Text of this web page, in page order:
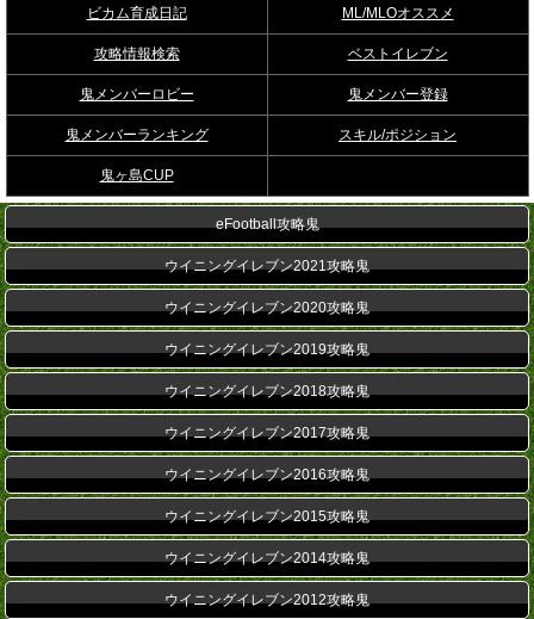
ビカム育成日記 ML/MLOオススメ
攻略情報検索 ベストイレブン
鬼メンバーロビー 鬼メンバー登録
鬼メンバーランキング スキル/ポジション
鬼ヶ島CUP
eFootball攻略鬼
ウイニングイレブン2021攻略鬼
ウイニングイレブン2020攻略鬼
ウイニングイレブン2019攻略鬼
ウイニングイレブン2018攻略鬼
ウイニングイレブン2017攻略鬼
ウイニングイレブン2016攻略鬼
ウイニングイレブン2015攻略鬼
ウイニングイレブン2014攻略鬼
ウイニングイレブン2012攻略鬼